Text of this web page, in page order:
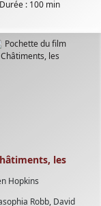
Durée : 100 min
Hopkins
Robb, David
les